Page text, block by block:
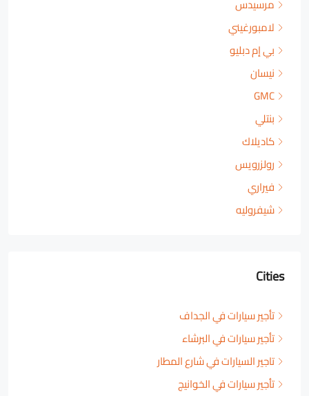
مرسيدس
لامبورغيني
بي إم دبليو
نيسان
GMC
بنتلي
كاديلاك
رولزرويس
فيراري
شيفروليه
Cities
تأجير سيارات في الجداف
تأجير سيارات في البرشاء
تاجير السيارات في شارع المطار
تأجير سيارات في الخوانيج